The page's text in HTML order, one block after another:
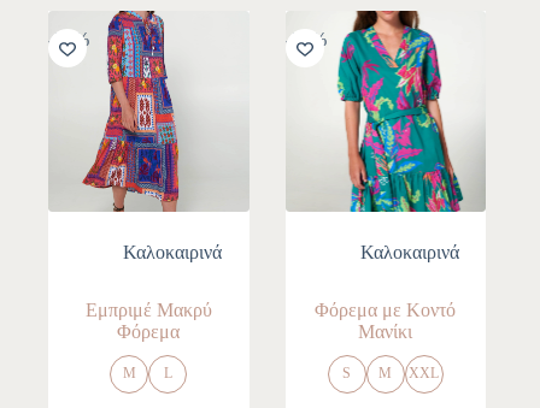
-30%
Καλοκαιρινά
Εμπριμέ Μακρύ
Φόρεμα
M L
-30%
Καλοκαιρινά
Φόρεμα με Κοντό
Μανίκι
S M XXL